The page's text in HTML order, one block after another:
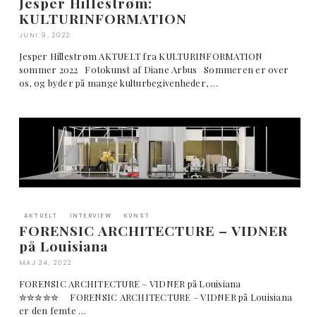
KULTURINFORMATION
JUNI 9, 2022
Jesper Hillestrøm AKTUELT fra KULTURINFORMATION
sommer 2022 Fotokunst af Diane Arbus Sommeren er over
os, og byder på mange kulturbegivenheder, …
AKTUELT INTERVIEW KUNST
FORENSIC ARCHITECTURE – VIDNER
på Louisiana
MAJ 24, 2022
FORENSIC ARCHITECTURE – VIDNER på Louisiana
✮✮✮✮✮ FORENSIC ARCHITECTURE – VIDNER på Louisiana
er den femte …